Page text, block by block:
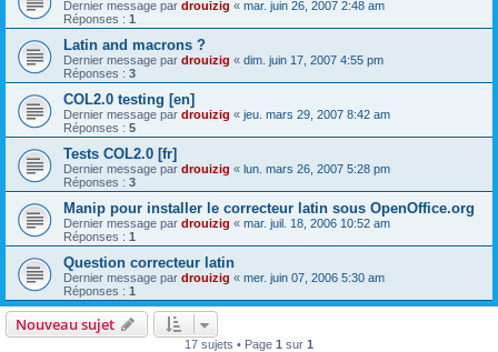
Dernier message par drouizig « mar. juin 26, 2007 2:48 am
Réponses : 1
Latin and macrons ?
Dernier message par drouizig « dim. juin 17, 2007 4:55 pm
Réponses : 3
COL2.0 testing [en]
Dernier message par drouizig « jeu. mars 29, 2007 8:42 am
Réponses : 5
Tests COL2.0 [fr]
Dernier message par drouizig « lun. mars 26, 2007 5:28 pm
Réponses : 3
Manip pour installer le correcteur latin sous OpenOffice.org
Dernier message par drouizig « mar. juil. 18, 2006 10:52 am
Réponses : 1
Question correcteur latin
Dernier message par drouizig « mer. juin 07, 2006 5:30 am
Réponses : 1
Nouveau sujet
17 sujets • Page 1 sur 1